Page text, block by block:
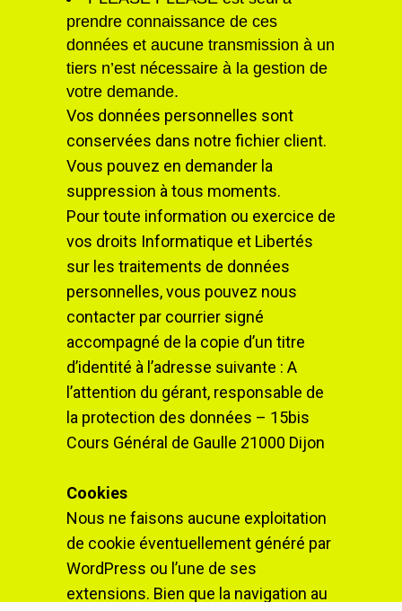
prendre connaissance de ces
données et aucune transmission à un
tiers n’est nécessaire à la gestion de
votre demande.
Vos données personnelles sont
conservées dans notre fichier client.
Vous pouvez en demander la
suppression à tous moments.
Pour toute information ou exercice de
vos droits Informatique et Libertés
sur les traitements de données
personnelles, vous pouvez nous
contacter par courrier signé
accompagné de la copie d’un titre
d’identité à l’adresse suivante : A
l’attention du gérant, responsable de
la protection des données – 15bis
Cours Général de Gaulle 21000 Dijon
Cookies
Nous ne faisons aucune exploitation
de cookie éventuellement généré par
WordPress ou l’une de ses
extensions. Bien que la navigation au